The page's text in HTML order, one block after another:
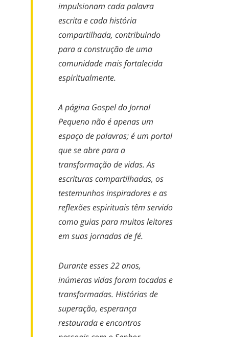
impulsionam cada palavra
escrita e cada história
compartilhada, contribuindo
para a construção de uma
comunidade mais fortalecida
espiritualmente.
A página Gospel do Jornal
Pequeno não é apenas um
espaço de palavras; é um portal
quese abrepara a
transformação de vidas. As
escrituras compartilhadas, os
testemunhos inspiradores e as
reflexões espirituais têm servido
como guias para muitos leitores
em suas jornadas de fé.
Duranteesses 22 anos,
inúmeras vidas foram tocadas e
transformadas. Histórias de
superação, esperança
restaurada e encontros